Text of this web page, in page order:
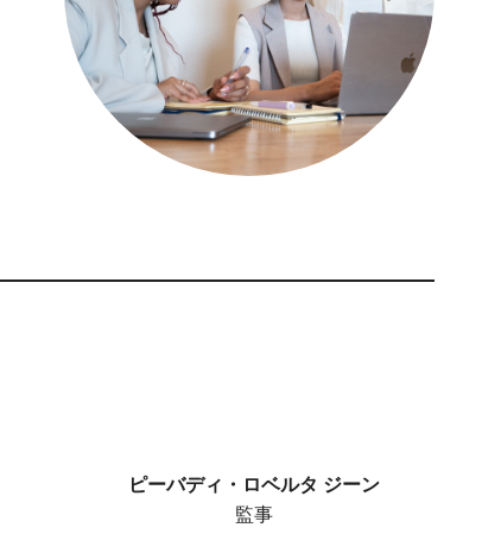
ピーバディ・ロベルタ ジーン
監事